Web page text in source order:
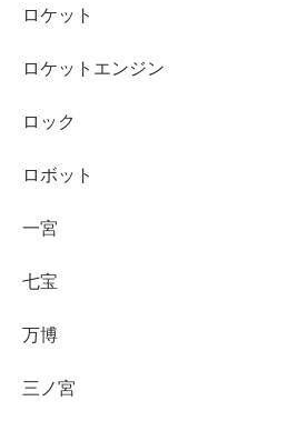
ロケット
ロケットエンジン
ロック
ロボット
一宮
七宝
万博
三ノ宮